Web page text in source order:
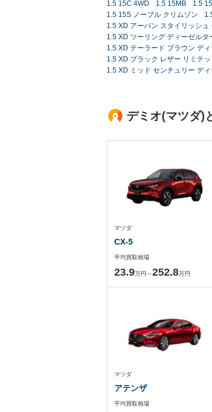
1.5 15C 4WD
1.5 15MB 1.5
1.5 15S ノーブル クリムゾン
1.5 XD アーバン スタイリッシ
1.5 XD ツーリング ディーゼルタ
1.5 XD テーラード ブラウン デ
1.5 XD ブラック レザー リミテ
1.5 XD ミッド センチュリー デ
デミオ(マツダ)
マツダ
CX-5
平均買取相場
23.9万円～252.8万円
マツダ
アテンザ
平均買取相場